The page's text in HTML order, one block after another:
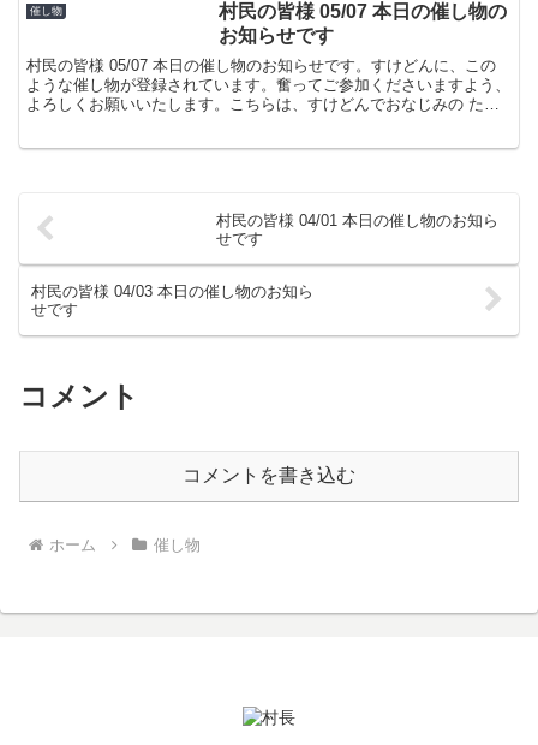
催し物
村民の皆様 05/07 本日の催し物の
お知らせです
村民の皆様 05/07 本日の催し物のお知らせです。すけどんに、この
ような催し物が登録されています。奮ってご参加くださいますよう、
よろしくお願いいたします。こちらは、すけどんでおなじみの たま
村民の皆様 04/01 本日の催し物のお知ら
せです
村民の皆様 04/03 本日の催し物のお知ら
せです
コメント
コメントを書き込む
ホーム 催し物